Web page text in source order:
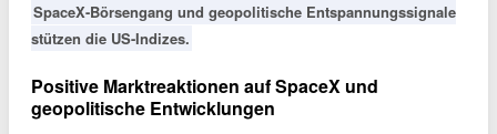
SpaceX-Börsengang und geopolitische Entspannungssignale
stützen die US-Indizes.
Positive Marktreaktionen auf SpaceX und
geopolitische Entwicklungen